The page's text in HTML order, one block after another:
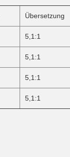
Übersetzung
5,1:1
5,1:1
5,1:1
5,1:1